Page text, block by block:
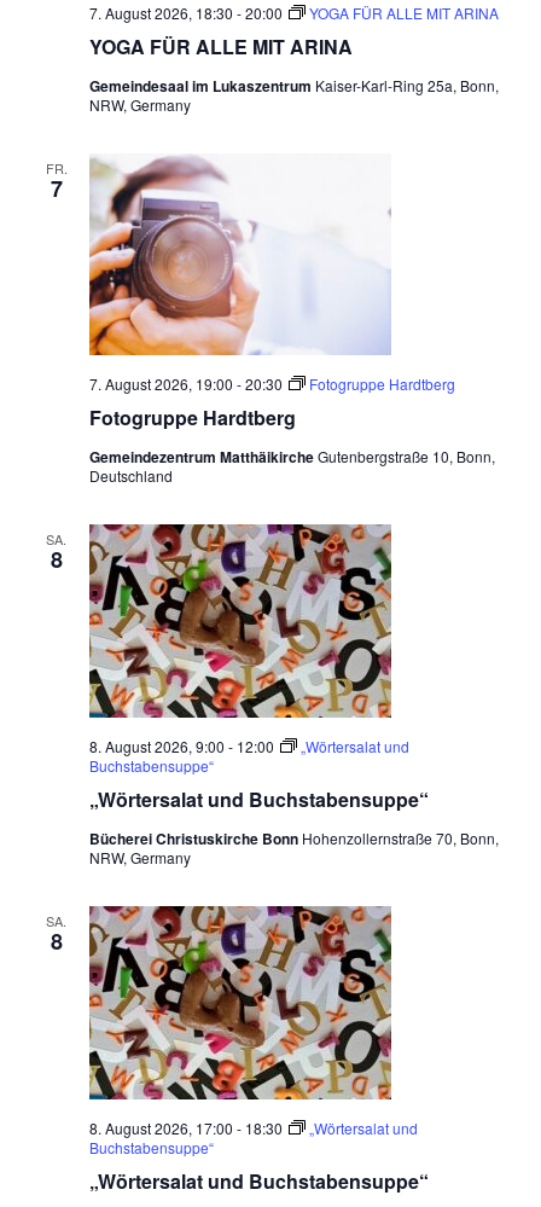
YOGA FÜR ALLE MIT ARINA
7. August 2026, 18:30 -20:00 YOGA FÜR ALLE MIT ARINA
Gemeindesaal im Lukaszentrum Kaiser-Karl-Ring 25a, Bonn,
NRW, Germany
FR.
7
Fotogruppe Hardtberg
7. August 2026, 19:00 -20:30 Fotogruppe Hardtberg
Gemeindezentrum MatthäikircheGutenbergstraße 10, Bonn,
Deutschland
SA.
8
„Wörtersalat und Buchstabensuppe“
8. August 2026, 9:00 - 12:00
„Wörtersalat und
Buchstabensuppe“
Bücherei Christuskirche Bonn Hohenzollernstraße 70, Bonn,
NRW, Germany
SA.
8
„Wörtersalat und Buchstabensuppe“
8. August 2026, 17:00 - 18:30
„Wörtersalat und
Buchstabensuppe“